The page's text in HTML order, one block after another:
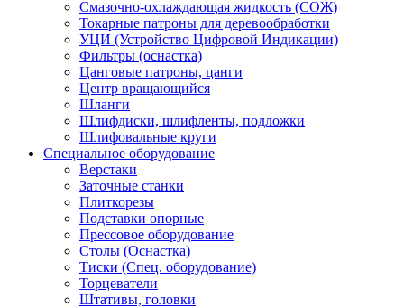
Смазочно-охлаждающая жидкость (СОЖ)
Токарные патроны для деревообработки
УЦИ (Устройство Цифровой Индикации)
Фильтры (оснастка)
Цанговые патроны, цанги
Центр вращающийся
Шланги
Шлифдиски, шлифленты, подложки
Шлифовальные круги
Специальное оборудование
Верстаки
Заточные станки
Плиткорезы
Подставки опорные
Прессовое оборудование
Столы (Оснастка)
Тиски (Спец. оборудование)
Торцеватели
Штативы, головки